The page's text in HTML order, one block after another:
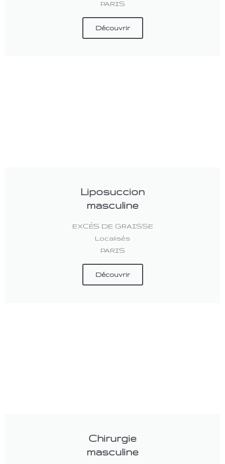
PARIS
Découvrir
Liposuccion
masculine
EXCÈS DE GRAISSE
Localisés
PARIS
Découvrir
Chirurgie
masculine